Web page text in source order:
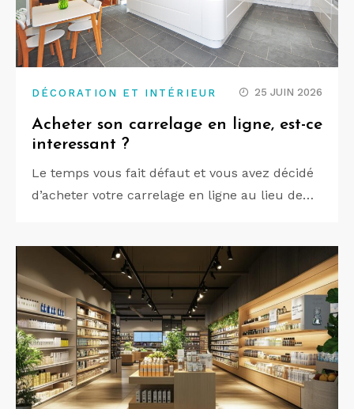
DÉCORATION ET INTÉRIEUR 25 JUIN 2026
Acheter son carrelage en ligne, est-ce
interessant ?
Le temps vous fait défaut et vous avez décidé
d’acheter votre carrelage en ligne au lieu de…